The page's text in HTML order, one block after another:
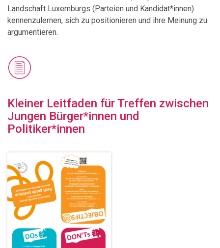
Landschaft Luxemburgs (Parteien und Kandidat*innen)
kennenzulernen, sich zu positionieren und ihre Meinung zu
argumentieren.
Kleiner Leitfaden für Treffen zwischen
Jungen Bürger*innen und
Politiker*innen